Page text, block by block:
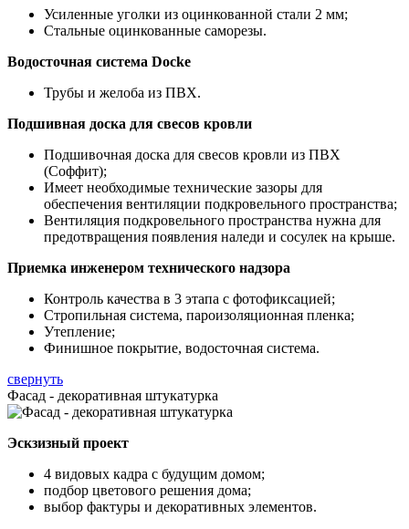
Усиленные уголки из оцинкованной стали 2 мм;
Стальные оцинкованные саморезы.
Водосточная система Docke
Трубы и желоба из ПВХ.
Подшивная доска для свесов кровли
Подшивочная доска для свесов кровли из ПВХ
(Соффит);
Имеет необходимые технические зазоры для
обеспечения вентиляции подкровельного пространства;
Вентиляция подкровельного пространства нужна для
предотвращения появления наледи и сосулек на крыше.
Приемка инженером технического надзора
Контроль качества в 3 этапа с фотофиксацией;
Стропильная система, пароизоляционная пленка;
Утепление;
Финишное покрытие, водосточная система.
свернуть
Фасад - декоративная штукатурка
Эскзизный проект
4 видовых кадра с будущим домом;
подбор цветового решения дома;
выбор фактуры и декоративных элементов.